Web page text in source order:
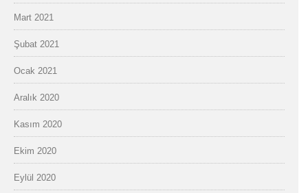
Mart 2021
Şubat 2021
Ocak 2021
Aralık 2020
Kasım 2020
Ekim 2020
Eylül 2020